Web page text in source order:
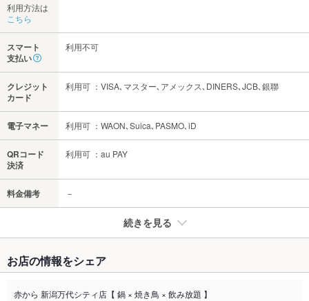
利用方法は
こちら
スマート
支払い
利用不可
クレジット
カード
利用可 ：VISA､マスター､アメックス､DINERS､JCB､銀聯
電子マネー 利用可 ：WAON､Suica､PASMO､iD
QRコード
決済
利用可 ：au PAY
料金備考 －
続きを見る
禁煙・喫煙
全席禁煙
ご安心してご利用頂けます！
お店の情報をシェア
赤から 新潟万代シティ店【 鍋 × 焼き鳥 × 飲み放題 】